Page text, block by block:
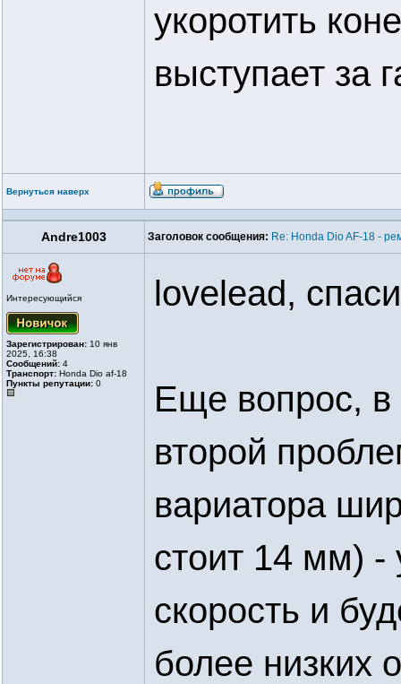
укоротить
выступает за
Вернуться наверх
Andre1003 Заголовок сообщения: Re: Honda Dio AF-18 -
Интересующийся
Зарегистрирован: 10 янв
2025, 16:38
Сообщений: 4
Транспорт: Honda Dio af-18
Пункты репутации: 0
lovelead,
Еще вопрос,
второй
вариатора
стоит 14 мм) -
скорость и
более низких